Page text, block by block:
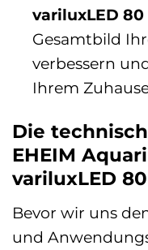
variluxLED
Gesamtbild
verbessern
Ihrem
Die
EHEIM
variluxLED
Bevor wir uns
und